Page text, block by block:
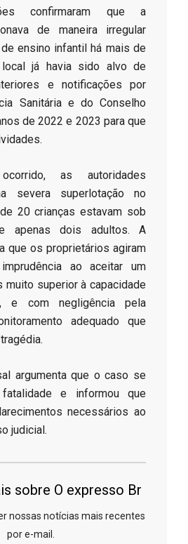
confirmaram que a
de maneira irregular
ensino infantil há mais de
local já havia sido alvo de
e notificações por
Sanitária e do Conselho
de 2022 e 2023 para que
as autoridades
severa superlotação no
20 crianças estavam sob
apenas dois adultos. A
que os proprietários agiram
ao aceitar um
muito superior à capacidade
e com negligência pela
adequado que
argumenta que o caso se
e informou que
necessários ao
judicial.
sobre O expresso Br
nossas notícias mais recentes
por e-mail.